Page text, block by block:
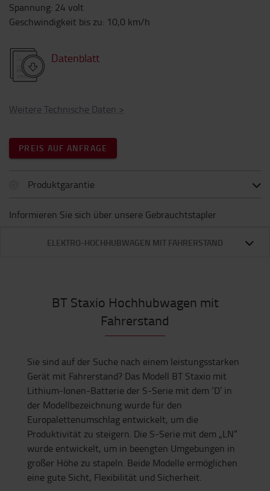
Spannung: 24 volt
Geschwindigkeit bis zu: 10,0 km/h
Datenblatt
Weitere Technische Daten >
PREIS AUF ANFRAGE
Produktgarantie
Informieren Sie sich über unsere Gebrauchtstapler
ELEKTRO-HOCHHUBWAGEN MIT FAHRERSTAND
BT Staxio Hochhubwagen mit
Fahrerstand
Sie sind auf der Suche nach einem leistungsstarken
Gerät mit Fahrerstand? Das Modell BT Staxio mit
Lithium-Ionen-Batterie der S-Serie mit dem ‘D’ in
der Modellbezeichnung wurde für den
Europalettenumschlag entwickelt, um die
Produktivität zu steigern. Die S-Serie mit dem „LN“
wurde entwickelt, um in beengten Umgebungen in
großer Höhe zu stapeln. Beide Modelle ermöglichen
eine gute Sicht, Flexibilität und Sicherheit.